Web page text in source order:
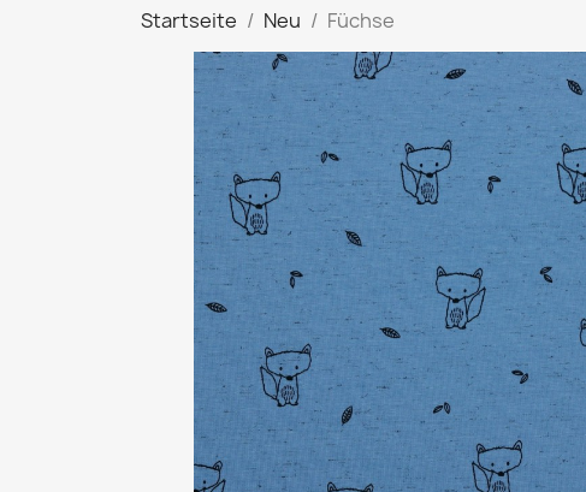
Startseite Neu Füchse